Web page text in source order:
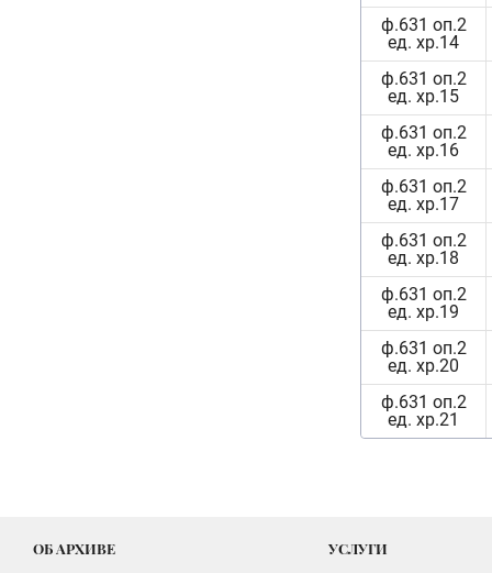
ф.631 оп.2
ед. хр.14
ф.631 оп.2
ед. хр.15
ф.631 оп.2
ед. хр.16
ф.631 оп.2
ед. хр.17
ф.631 оп.2
ед. хр.18
ф.631 оп.2
ед. хр.19
ф.631 оп.2
ед. хр.20
ф.631 оп.2
ед. хр.21
ОБ АРХИВЕ УСЛУГИ